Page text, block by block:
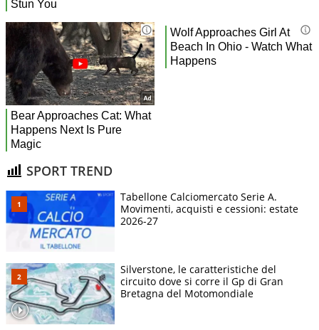
SPORT TREND
Tabellone Calciomercato Serie A.
Movimenti, acquisti e cessioni: estate
2026-27
Silverstone, le caratteristiche del
circuito dove si corre il Gp di Gran
Bretagna del Motomondiale